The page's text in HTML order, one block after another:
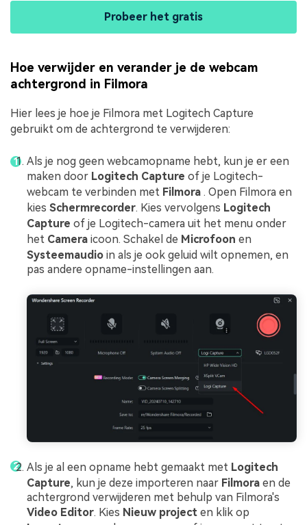
Probeer het gratis
Hoe verwijder en verander je de webcam
achtergrond in Filmora
Hier lees je hoe je Filmora met Logitech Capture
gebruikt om de achtergrond te verwijderen:
Als je nog geen webcamopname hebt, kun je er een
maken door Logitech Capture of je Logitech-
webcam te verbinden met Filmora . Open Filmora en
kies Schermrecorder. Kies vervolgens Logitech
Capture of je Logitech-camera uit het menu onder
het Camera icoon. Schakel de Microfoon en
Systeemaudio in als je ook geluid wilt opnemen, en
pas andere opname-instellingen aan.
Als je al een opname hebt gemaakt met Logitech
Capture, kun je deze importeren naar Filmora en de
achtergrond verwijderen met behulp van Filmora's
Video Editor. Kies Nieuw project en klik op